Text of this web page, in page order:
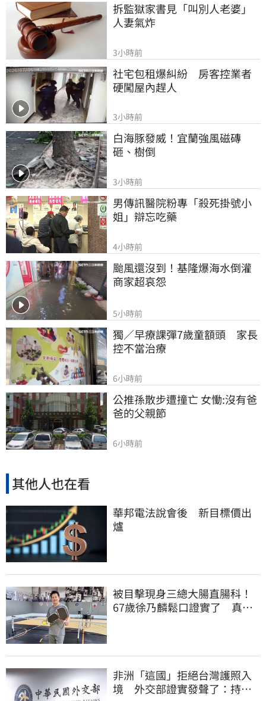
拆監獄家書見「叫別人老婆」
人妻氣炸
3小時前
社宅包租爆糾紛　房客控業者
硬闖屋內趕人
3小時前
白海豚發威！宜蘭強風磁磚
砸、樹倒
3小時前
男傳訊醫院粉專「殺死掛號小
姐」辯忘吃藥
4小時前
颱風還沒到！基隆爆海水倒灌
商家超哀怨
5小時前
獨／早療課彈7歲童額頭　家長
控不當治療
6小時前
公推孫散步遭撞亡 女慟:沒有爸
爸的父親節
6小時前
其他人也在看
華邦電法說會後 新目標價出
爐
被目擊現身三總大腸直腸科！
67歲徐乃麟鬆口證實了 真實
非洲「這國」拒絕台灣護照入
境 外交部證實發聲了：持續